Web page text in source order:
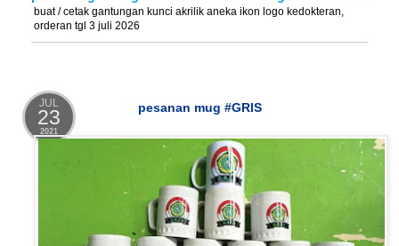
buat / cetak gantungan kunci akrilik aneka ikon logo kedokteran,
orderan tgl 3 juli 2026
JUL
23
2021
pesanan mug #GRIS